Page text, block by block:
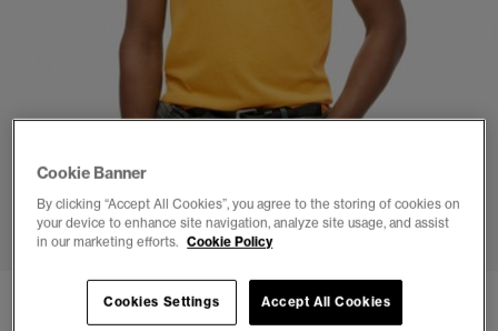
1 2 3 4 5 6 7
Camiseta Essential Logo
Cookie Banner
By clicking “Accept All Cookies”, you agree to the storing of cookies on
your device to enhance site navigation, analyze site usage, and assist
in our marketing efforts. Cookie Policy
Accept All Cookies
Cookies Settings